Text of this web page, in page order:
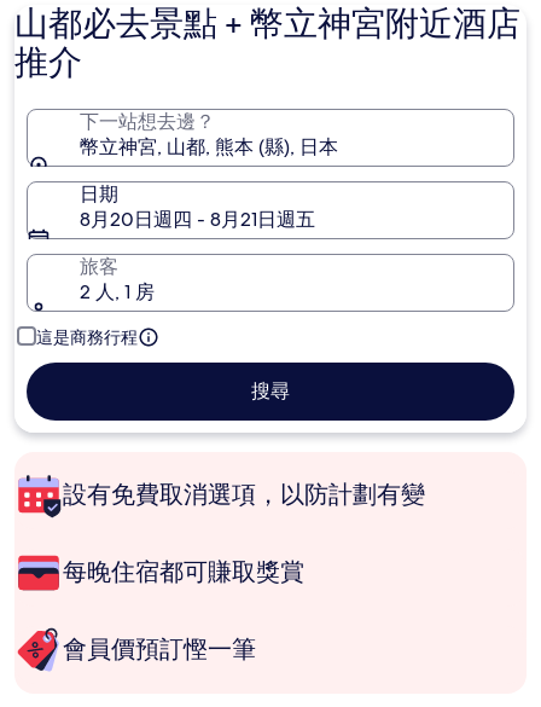
山都必去景點 + 幣立神宮附近酒店
推介
下一站想去邊？
幣立神宮, 山都, 熊本 (縣), 日本
日期
8月20日週四 - 8月21日週五
旅客
2 人, 1 房
這是商務行程
搜尋
設有免費取消選項，以防計劃有變
每晚住宿都可賺取獎賞
會員價預訂慳一筆